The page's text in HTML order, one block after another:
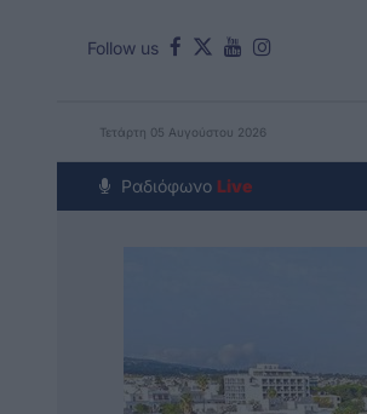
Follow us
Τετάρτη 05 Αυγούστου 2026
Ραδιόφωνο Live